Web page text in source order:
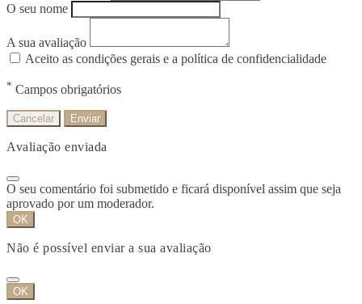
O seu nome
A sua avaliação
Aceito as condições gerais e a política de confidencialidade
* Campos obrigatórios
Cancelar Enviar
Avaliação enviada
O seu comentário foi submetido e ficará disponível assim que seja
aprovado por um moderador.
OK
Não é possível enviar a sua avaliação
OK